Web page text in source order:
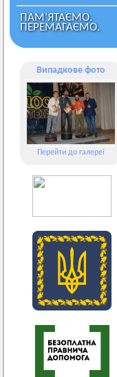
ПАМ’ЯТАЄМО.
ПЕРЕМАГАЄМО.
Випадкове фото
Перейти до галереї